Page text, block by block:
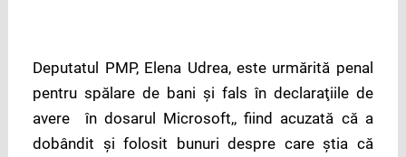
Deputatul PMP, Elena Udrea, este urmărită penal
pentru spălare de bani şi fals în declaraţiile de
avere în dosarul Microsoft,, fiind acuzată că a
dobândit şi folosit bunuri despre care ştia că